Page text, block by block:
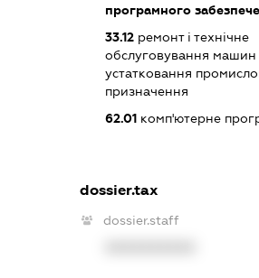
програмного
33.12ремонт і технічне
обслуговування машин
устатковання
призначення
62.01комп'ютерне
dossier.tax
dossier.staff